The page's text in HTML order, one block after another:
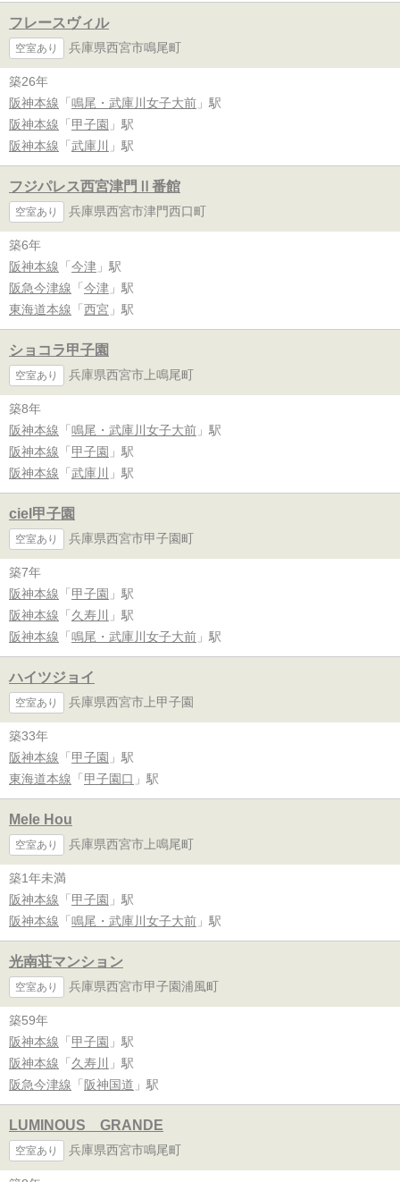
フレースヴィル
空室あり 兵庫県西宮市鳴尾町
築26年
阪神本線 「 鳴尾・武庫川女子大前 」駅
阪神本線 「 甲子園 」駅
阪神本線 「 武庫川 」駅
フジパレス西宮津門Ⅱ番館
空室あり 兵庫県西宮市津門西口町
築6年
阪神本線 「 今津 」駅
阪急今津線 「 今津 」駅
東海道本線 「 西宮 」駅
ショコラ甲子園
空室あり 兵庫県西宮市上鳴尾町
築8年
阪神本線 「 鳴尾・武庫川女子大前 」駅
阪神本線 「 甲子園 」駅
阪神本線 「 武庫川 」駅
ciel甲子園
空室あり 兵庫県西宮市甲子園町
築7年
阪神本線 「 甲子園 」駅
阪神本線 「 久寿川
」駅
阪神本線 「 鳴尾・武庫川女子大前 」駅
ハイツジョイ
空室あり 兵庫県西宮市上甲子園
築33年
阪神本線 「 甲子園 」駅
東海道本線 「 甲子園口 」駅
Mele Hou
空室あり 兵庫県西宮市上鳴尾町
築1年未満
阪神本線 「 甲子園 」駅
阪神本線 「 鳴尾・武庫川女子大前 」駅
光南荘マンション
空室あり 兵庫県西宮市甲子園浦風町
築59年
阪神本線 「 甲子園 」駅
阪神本線 「 久寿川
」駅
阪急今津線 「 阪神国道 」駅
LUMINOUS GRANDE
空室あり 兵庫県西宮市鳴尾町